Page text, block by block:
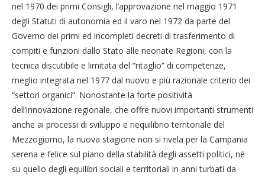
nel 1970 dei primi Consigli, l’approvazione nel maggio 1971
degli Statuti di autonomia ed il varo nel 1972 da parte del
Governo dei primi ed incompleti decreti di trasferimento di
compiti e funzioni dallo Stato alle neonate Regioni, con la
tecnica discutibile e limitata del “ritaglio” di competenze,
meglio integrata nel 1977 dal nuovo e più razionale criterio dei
“settori organici”. Nonostante la forte positività
dell’innovazione regionale, che offre nuovi importanti strumenti
anche ai processi di sviluppo e riequilibrio territoriale del
Mezzogiorno, la nuova stagione non si rivela per la Campania
serena e felice sul piano della stabilità degli assetti politici, né
su quello degli equilibri sociali e territoriali in anni turbati da